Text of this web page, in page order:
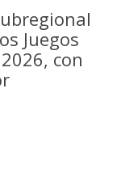
Juegos
con